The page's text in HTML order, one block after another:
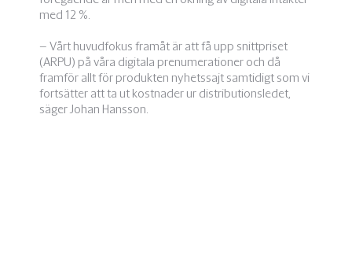
med 12 %.
– Vårt huvudfokus framåt är att få upp snittpriset
(ARPU) på våra digitala prenumerationer och då
framför allt för produkten nyhetssajt samtidigt som vi
fortsätter att ta ut kostnader ur distributionsledet,
säger Johan Hansson.